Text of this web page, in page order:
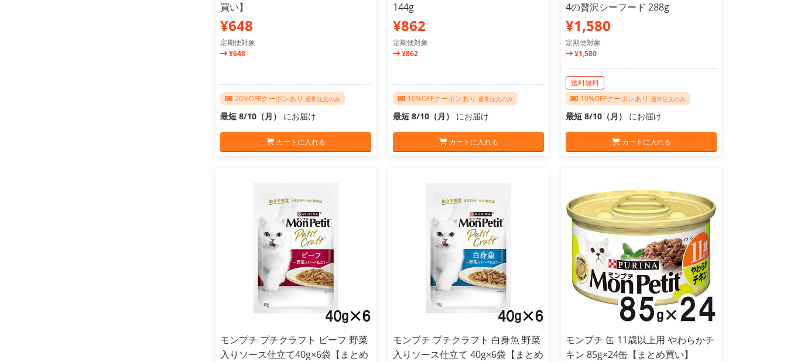
買い】
¥648
定期便対象
¥648
20%OFFクーポンあり 通常注文のみ
最短 8/10（月） にお届け
カートに入れる
144g
¥862
定期便対象
¥862
10%OFFクーポンあり 通常注文のみ
最短 8/10（月） にお届け
カートに入れる
4の贅沢シーフード 288g
¥1,580
定期便対象
¥1,580
送料無料
10%OFFクーポンあり 通常注文のみ
最短 8/10（月） にお届け
カートに入れる
モンプチ プチクラフト ビーフ 野菜
入りソース仕立て40g×6袋【まとめ
モンプチ プチクラフト 白身魚 野菜
入りソース仕立て 40g×6袋【まとめ
モンプチ 缶 11歳以上用 やわらかチ
キン 85g×24缶【まとめ買い】